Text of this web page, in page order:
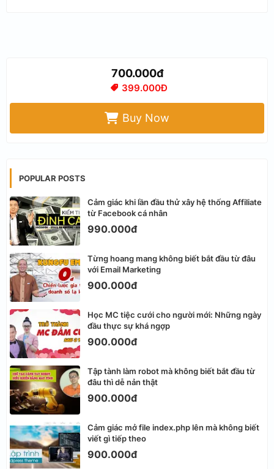
700.000đ
399.000Đ
Buy Now
POPULAR POSTS
Cảm giác khi lần đầu thử xây hệ thống Affiliate
từ Facebook cá nhân
990.000đ
Từng hoang mang không biết bắt đầu từ đâu
với Email Marketing
900.000đ
Học MC tiệc cưới cho người mới: Những ngày
đầu thực sự khá ngợp
900.000đ
Tập tành làm robot mà không biết bắt đầu từ
đâu thì dễ nản thật
900.000đ
Cảm giác mở file index.php lên mà không biết
viết gì tiếp theo
900.000đ